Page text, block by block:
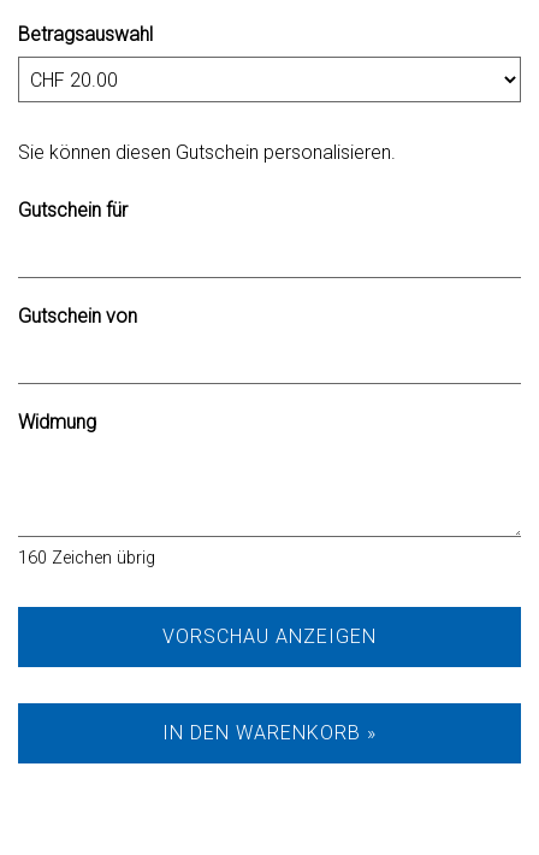
Betragsauswahl
Sie können diesen Gutschein personalisieren.
Gutschein für
Gutschein von
Widmung
160 Zeichen übrig
VORSCHAU ANZEIGEN
IN DEN WARENKORB »